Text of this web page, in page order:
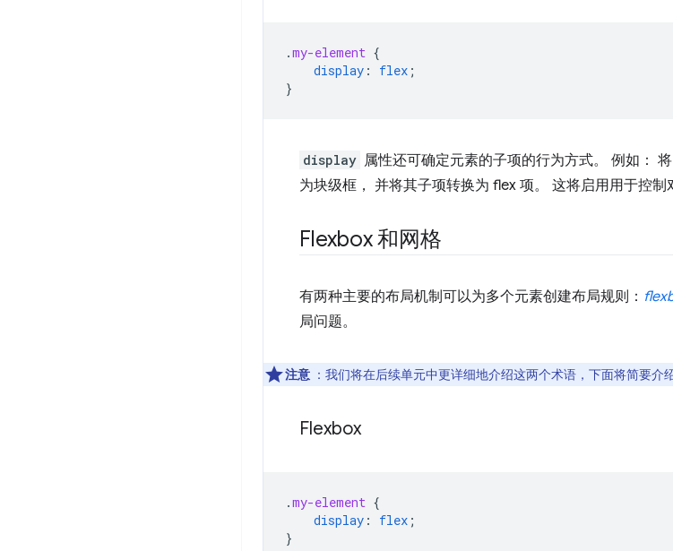
.my-element {
display : flex ;
}
display 属性还可确定元素的子项的行为方式。 例如： 将
为块级框， 并将其子项转换为 flex 项。 这将启用用于控制
Flexbox 和网格
有两种主要的布局机制可以为多个元素创建布局规则：
局问题。
注意 ：我们将在后续单元中更详细地介绍这两个术语，下面将简要介
Flexbox
.my-element {
display : flex ;
}